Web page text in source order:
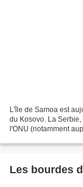
L'île de Samoa est
du Kosovo. La
l'ONU (notamment
Les bourdes